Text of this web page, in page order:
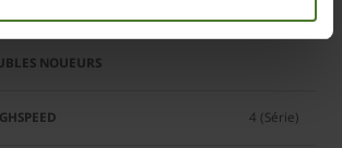
4 (Série)